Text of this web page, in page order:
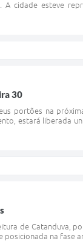
A cidade esteve
30
portões na
estará liberada
de Catanduva,
na fase